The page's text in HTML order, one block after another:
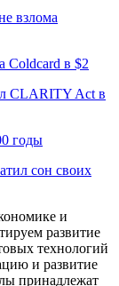
взлома
Coldcard в $2
CLARITY Act в
годы
сон своих
и
развитие
технологий
и развитие
принадлежат